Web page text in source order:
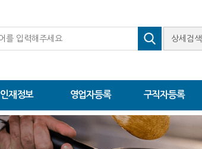
상세검색
인재정보 영업자등록 구직자등록